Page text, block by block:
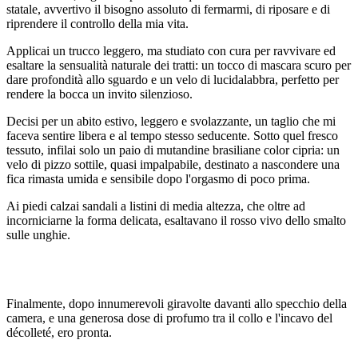
statale, avvertivo il bisogno assoluto di fermarmi, di riposare e di
riprendere il controllo della mia vita.
Applicai un trucco leggero, ma studiato con cura per ravvivare ed
esaltare la sensualità naturale dei tratti: un tocco di mascara scuro per
dare profondità allo sguardo e un velo di lucidalabbra, perfetto per
rendere la bocca un invito silenzioso.
Decisi per un abito estivo, leggero e svolazzante, un taglio che mi
faceva sentire libera e al tempo stesso seducente. Sotto quel fresco
tessuto, infilai solo un paio di mutandine brasiliane color cipria: un
velo di pizzo sottile, quasi impalpabile, destinato a nascondere una
fica rimasta umida e sensibile dopo l'orgasmo di poco prima.
Ai piedi calzai sandali a listini di media altezza, che oltre ad
incorniciarne la forma delicata, esaltavano il rosso vivo dello smalto
sulle unghie.
Finalmente, dopo innumerevoli giravolte davanti allo specchio della
camera, e una generosa dose di profumo tra il collo e l'incavo del
décolleté, ero pronta.